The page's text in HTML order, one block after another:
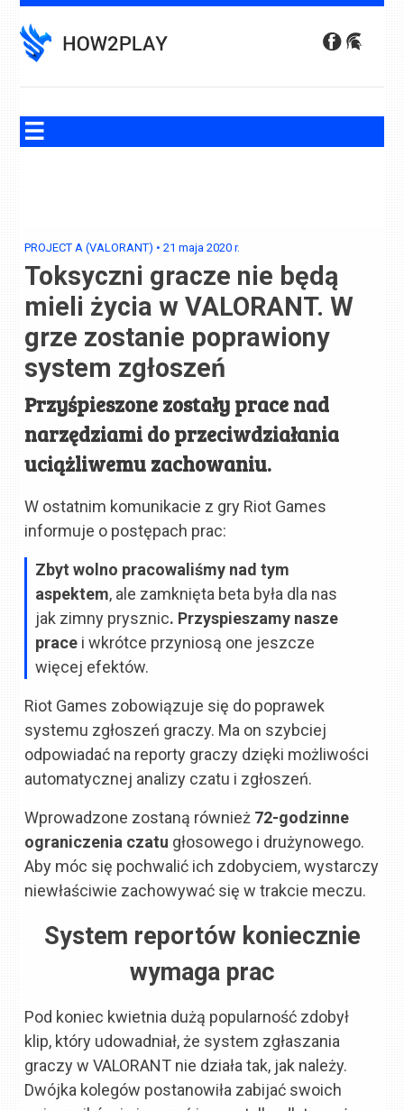
to
content
PROJECT A (VALORANT) •21 maja 2020 r.
Toksyczni gracze nie będą
mieli życia w VALORANT. W
grze zostanie poprawiony
system zgłoszeń
Przyśpieszone zostały prace nad
narzędziami do przeciwdziałania
uciążliwemu zachowaniu.
W ostatnim komunikacie z gry Riot Games
informuje o postępach prac:
Zbyt wolno pracowaliśmy nad tym
aspektem, ale zamknięta beta była dla nas
jak zimny prysznic. Przyspieszamy nasze
prace i wkrótce przyniosą one jeszcze
więcej efektów.
Riot Games zobowiązuje się do poprawek
systemu zgłoszeń graczy. Ma on szybciej
odpowiadać na reporty graczy dzięki możliwości
automatycznej analizy czatu i zgłoszeń.
Wprowadzone zostaną również 72-godzinne
ograniczenia czatu głosowego i drużynowego.
Aby móc się pochwalić ich zdobyciem, wystarczy
niewłaściwie zachowywać się w trakcie meczu.
System reportów koniecznie
wymaga prac
Pod koniec kwietnia dużą popularność zdobył
klip, który udowadniał, że system zgłaszania
graczy w VALORANT nie działa tak, jak należy.
Dwójka kolegów postanowiła zabijać swoich